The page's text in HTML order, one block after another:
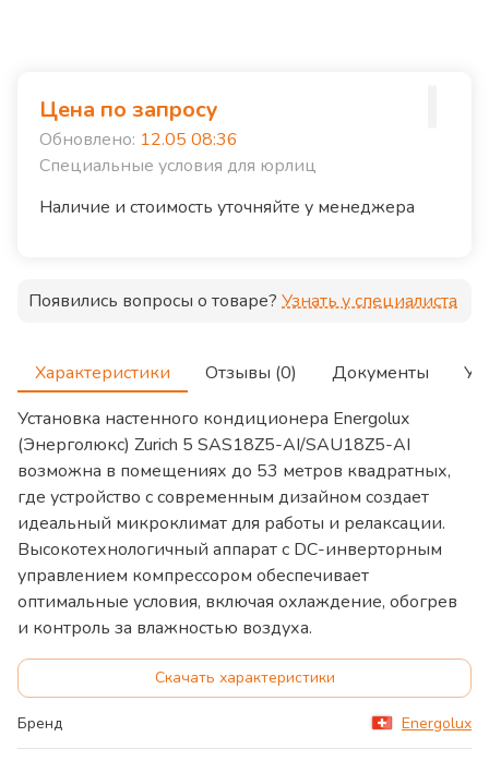
Цена по запросу
Обновлено: 12.05 08:36
Специальные условия для юрлиц
Наличие и стоимость уточняйте у менеджера
Появились вопросы о товаре? Узнать у специалиста
Характеристики Отзывы (0) Документы
Установка настенного кондиционера Energolux
(Энерголюкс) Zurich 5 SAS18Z5-AI/SAU18Z5-AI
возможна в помещениях до 53 метров квадратных,
где устройство с современным дизайном создает
идеальный микроклимат для работы и релаксации.
Высокотехнологичный аппарат с DC-инверторным
управлением компрессором обеспечивает
оптимальные условия, включая охлаждение, обогрев
и контроль за влажностью воздуха.
Скачать характеристики
Бренд Energolux